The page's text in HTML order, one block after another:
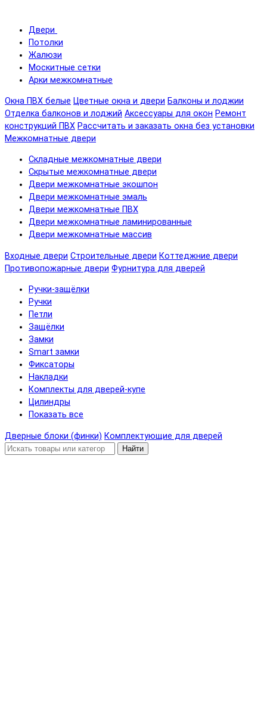
Двери
Потолки
Жалюзи
Москитные сетки
Арки межкомнатные
Окна ПВХ белые Цветные окна и двери Балконы и лоджии
Отделка балконов и лоджий Аксессуары для окон Ремонт
конструкций ПВХ Рассчитать и заказать окна без установки
Межкомнатные двери
Складные межкомнатные двери
Скрытые межкомнатные двери
Двери межкомнатные экошпон
Двери межкомнатные эмаль
Двери межкомнатные ПВХ
Двери межкомнатные ламинированные
Двери межкомнатные массив
Входные двери Строительные двери Коттеджние двери
Противопожарные двери Фурнитура для дверей
Ручки-защёлки
Ручки
Петли
Защёлки
Замки
Smart замки
Фиксаторы
Накладки
Комплекты для дверей-купе
Цилиндры
Показать все
Дверные блоки (финки) Комплектующие для дверей
Найти